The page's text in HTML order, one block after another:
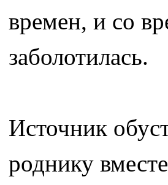
времен, и со
заболотилась.
Источник
роднику